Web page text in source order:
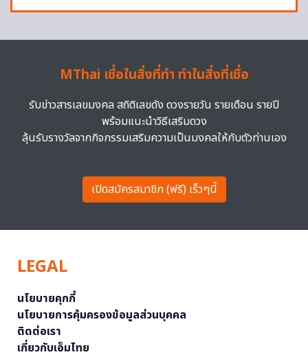
MThai เชื่อในสิ่งที่ทำ ทำในสิ่งที่เชื่อ
รับข่าวสารเลขมงคล สถิติเลขดัง ดวงรายวัน รายเดือน รายปี
พร้อมแนะนำวิธีเสริมดวง
ลุ้นรับรางวัลจากกิจกรรมเสริมความเป็นมงคลให้กับตัวท่านเอง
เปิดสมัครสมาชิก (ฟรี) เร็วๆนี้
LEGAL
นโยบายคุกกี้
นโยบายการคุ้มครองข้อมูลส่วนบุคคล
ติดต่อเรา
เกี่ยวกับเอ็มไทย